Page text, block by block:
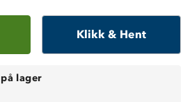
Klikk & Hent
på lager